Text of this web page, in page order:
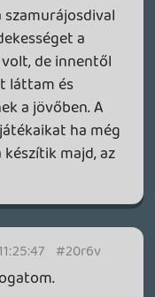
a
tök
át
laza